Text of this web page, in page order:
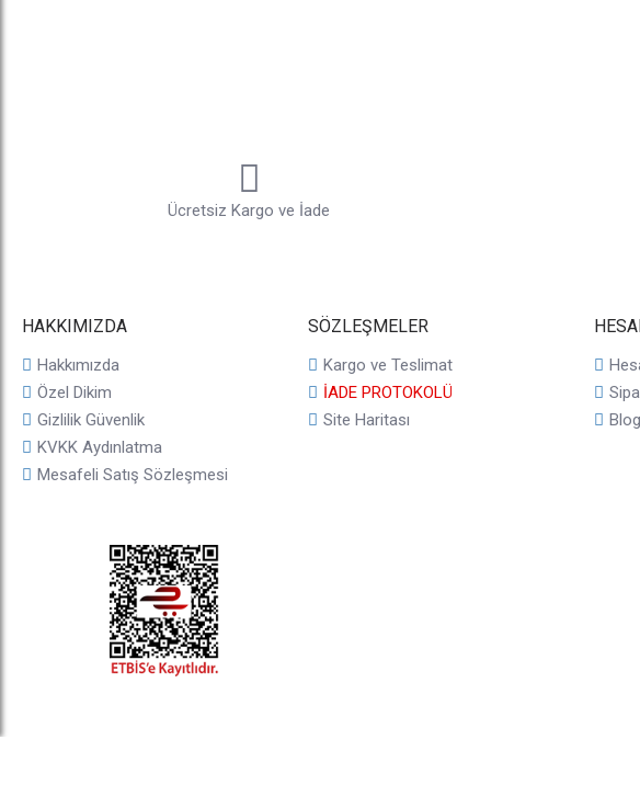
edilebilir. Yazın daha çok açık renkler erkek jean modellerinde genelde bir tercih haline
yer alır. Kış aylarında ise genelde lacivert , gri, siyah denim jean modelleri tercih edilir.
Ücretsiz Kargo ve İade
HAKKIMIZDA
Hakkımızda
Özel Dikim
Gizlilik Güvenlik
KVKK Aydınlatma
Mesafeli Satış Sözleşmesi
SÖZLEŞMELER
Kargo ve Teslimat
İADE PROTOKOLÜ
Site Haritası
Blog